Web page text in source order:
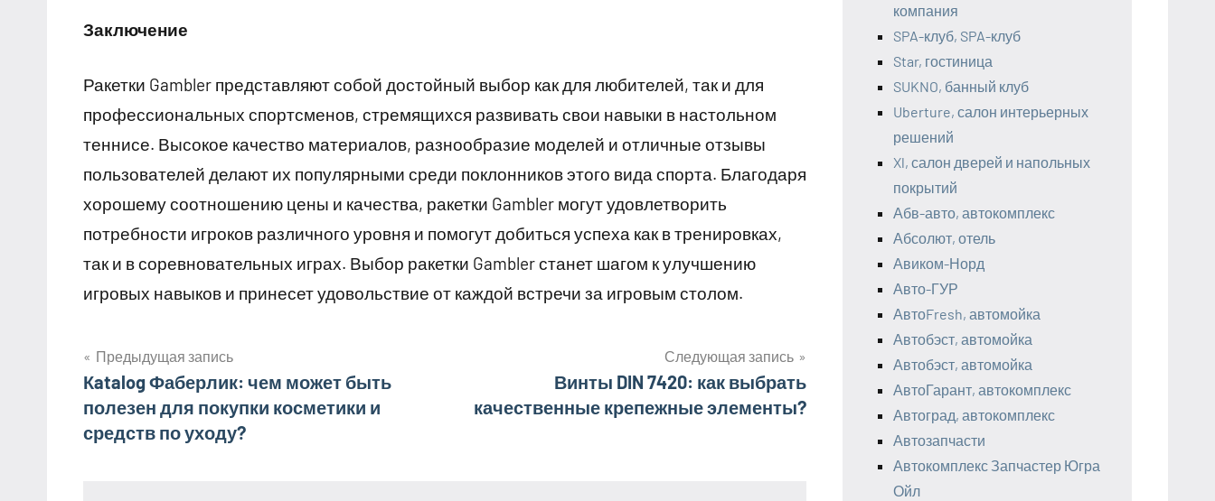
Заключение
Ракетки Gambler представляют собой достойный выбор как для любителей, так и для
профессиональных спортсменов, стремящихся развивать свои навыки в настольном
теннисе. Высокое качество материалов, разнообразие моделей и отличные отзывы
пользователей делают их популярными среди поклонников этого вида спорта. Благодаря
хорошему соотношению цены и качества, ракетки Gambler могут удовлетворить
потребности игроков различного уровня и помогут добиться успеха как в тренировках,
так и в соревновательных играх. Выбор ракетки Gambler станет шагом к улучшению
игровых навыков и принесет удовольствие от каждой встречи за игровым столом.
Навигация
по
Предыдущая запись
Кatalog Фаберлик: чем может быть
полезен для покупки косметики и
средств по уходу?
Следующая запись
Винты DIN 7420: как выбрать
качественные крепежные элементы?
компания
SPA-клуб, SPA-клуб
Star, гостиница
SUKNO, банный клуб
Uberture, салон интерьерных
решений
Xl, салон дверей и напольных
покрытий
Абв-авто, автокомплекс
Абсолют, отель
Авиком-Норд
Авто-ГУР
АвтоFresh, автомойка
Автобэст, автомойка
Автобэст, автомойка
АвтоГарант, автокомплекс
Автоград, автокомплекс
Автозапчасти
Автокомплекс Запчастер Югра
Ойл